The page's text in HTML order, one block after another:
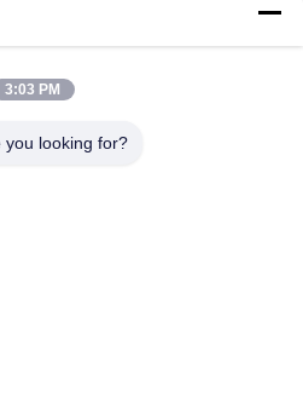
안전 난절도 21G 바늘 1.8 밀리미
밀리미터의 3 깊이와 조정 가능 깊
3:03 PM
you looking for?